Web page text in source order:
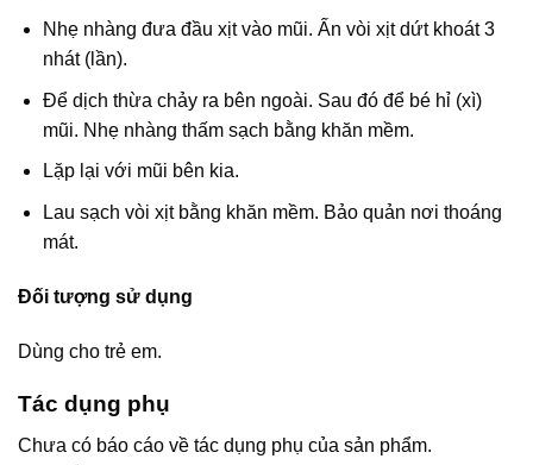
Nhẹ nhàng đưa đầu xịt vào mũi. Ấn vòi xịt dứt khoát 3
nhát (lần).
Để dịch thừa chảy ra bên ngoài. Sau đó để bé hỉ (xì)
mũi. Nhẹ nhàng thấm sạch bằng khăn mềm.
Lặp lại với mũi bên kia.
Lau sạch vòi xịt bằng khăn mềm. Bảo quản nơi thoáng
mát.
Đối tượng sử dụng
Dùng cho trẻ em.
Tác dụng phụ
Chưa có báo cáo về tác dụng phụ của sản phẩm.